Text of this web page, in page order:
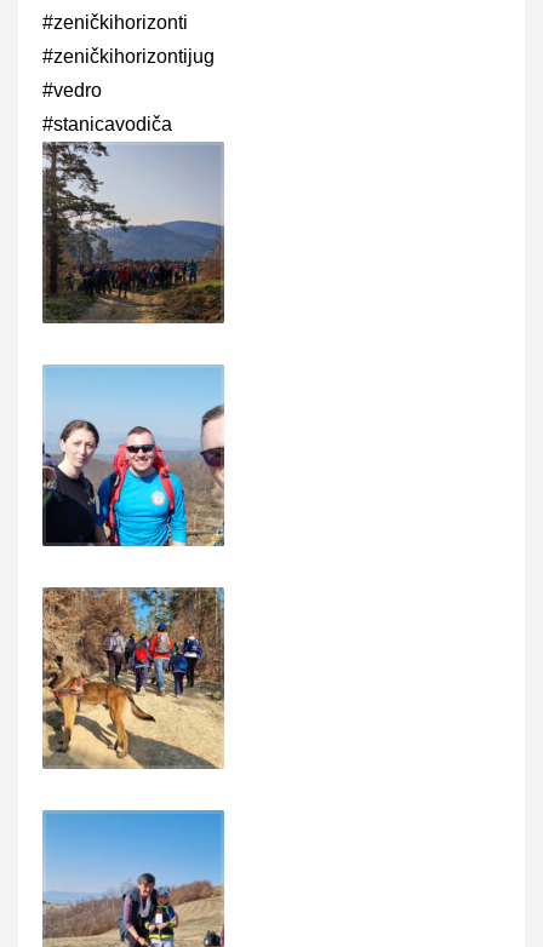
#zeničkihorizonti
#zeničkihorizontijug
#vedro
#stanicavodiča